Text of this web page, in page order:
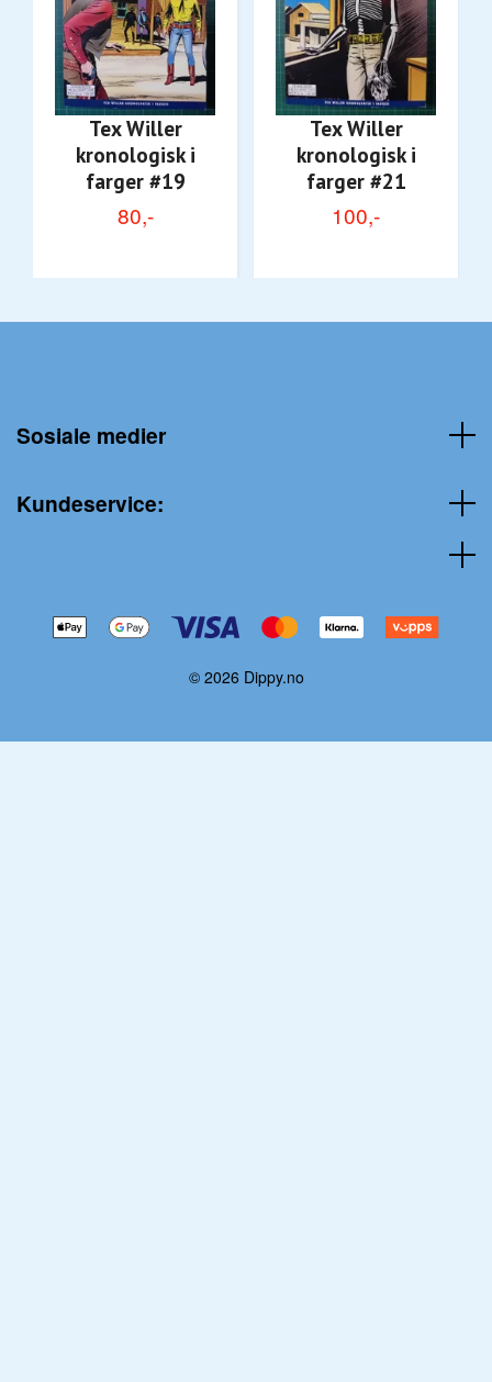
Tex Willer
kronologisk i
farger #19
80,-
Tex Willer
kronologisk i
farger #21
100,-
Sosiale medier
Kundeservice:
© 2026 Dippy.no